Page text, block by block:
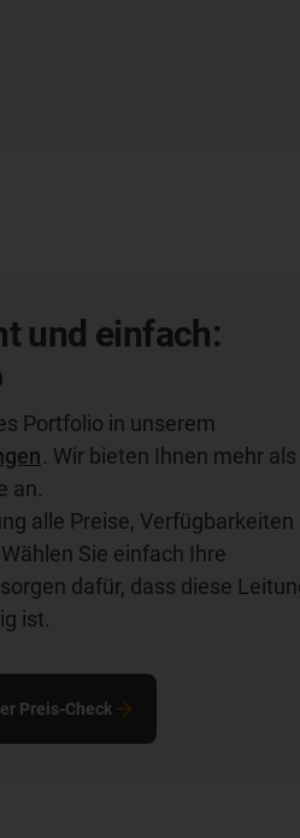
und einfach:
Portfolio in unserem
. Wir bieten Ihnen mehr als
an.
alle Preise, Verfügbarkeiten
Sie einfach Ihre
dafür, dass diese
ist.
Preis-Check